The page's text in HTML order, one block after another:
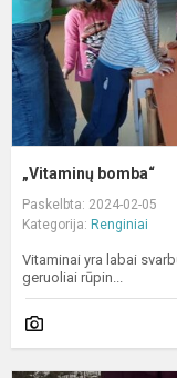
„Vitaminų bomba“
Paskelbta: 2024-02-05
Kategorija: Renginiai
Vitaminai yra labai
geruoliai rūpin...